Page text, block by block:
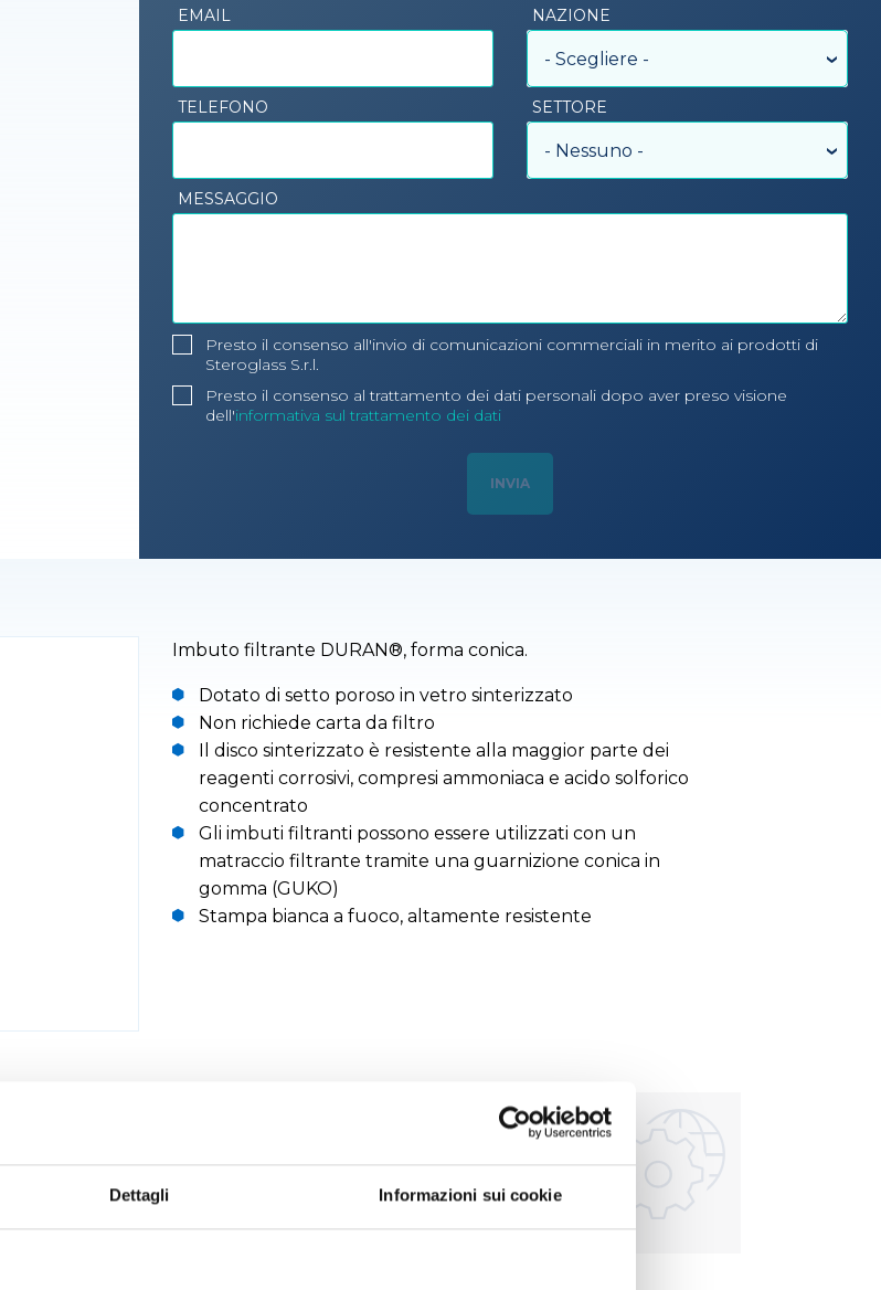
Dettagli Informazioni sui cookie
EMAIL NAZIONE
- Scegliere -
TELEFONO SETTORE
- Nessuno -
MESSAGGIO
Presto il consenso all'invio di comunicazioni commerciali in merito ai prodotti di
Steroglass S.r.l.
Presto il consenso al trattamento dei dati personali dopo aver preso visione
dell'informativa sul trattamento dei dati
Imbuto filtrante DURAN®, forma conica.
Dotato di setto poroso in vetro sinterizzato
Non richiede carta da filtro
Il disco sinterizzato è resistente alla maggior parte dei
reagenti corrosivi, compresi ammoniaca e acido solforico
concentrato
Gli imbuti filtranti possono essere utilizzati con un
matraccio filtrante tramite una guarnizione conica in
gomma (GUKO)
Stampa bianca a fuoco, altamente resistente
Manipolazione liquidi Trasferimento liquidi